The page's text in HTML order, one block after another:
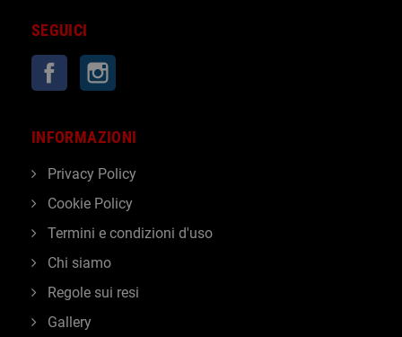
SEGUICI
Facebook
INFORMAZIONI
Privacy Policy
Cookie Policy
Termini e condizioni d'uso
Chi siamo
Regole sui resi
Gallery